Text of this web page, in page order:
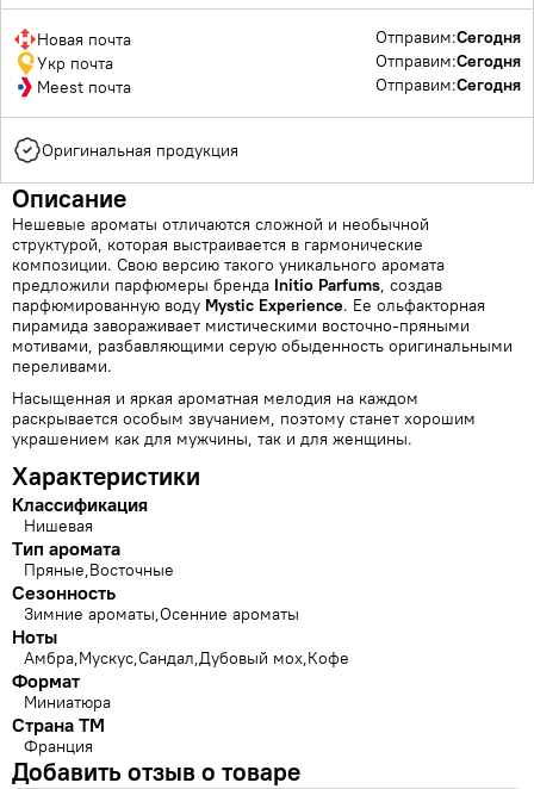
Новая почта Отправим:Сегодня
Укр почта
Отправим:Сегодня
Meest почта
Отправим:Сегодня
Оригинальная продукция
Описание
Нешевые ароматы отличаются сложной и необычной
структурой, которая выстраивается в гармонические
композиции. Свою версию такого уникального аромата
предложили парфюмеры бренда Initio Parfums, создав
парфюмированную воду Mystic Experience. Ее ольфакторная
пирамида завораживает мистическими восточно-пряными
мотивами, разбавляющими серую обыденность оригинальными
переливами.
Насыщенная и яркая ароматная мелодия на каждом
раскрывается особым звучанием, поэтому станет хорошим
украшением как для мужчины, так и для женщины.
Характеристики
Классификация
Нишевая
Тип аромата
Пряные Восточные
Сезонность
Зимние ароматы Осенние ароматы
Ноты
Амбра Мускус Сандал Дубовый мох Кофе
Формат
Миниатюра
Страна ТМ
Франция
Добавить отзыв о товаре